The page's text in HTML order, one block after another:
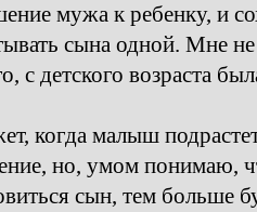
мужа к ребенку, и
сына одной. Мне
с детского возраста
когда малыш
но, умом понимаю,
сын, тем больше